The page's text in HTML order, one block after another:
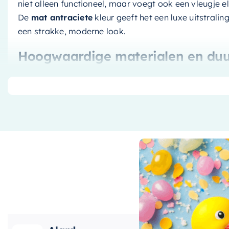
niet alleen functioneel, maar voegt ook een vleugje
De mat antraciete kleur geeft het een luxe
een strakke, moderne look.
Hoogwaardige materialen en
Deze wastafelonderkast is vervaardigd van
Ruimtebesparende opbergruimte
90 cm x 45 cm , biedt deze
opbergruimte zonder veel ruimte in beslag te
ruimte voor al je badkamerbenodigdheden, van